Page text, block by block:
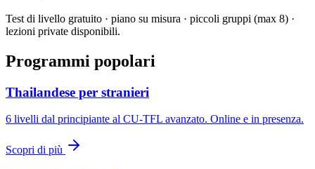
Test di livello gratuito · piano su misura · piccoli gruppi (max 8) ·
lezioni private disponibili.
Programmi popolari
Thailandese per stranieri
6 livelli dal principiante al CU-TFL avanzato. Online e in presenza.
Scopri di più